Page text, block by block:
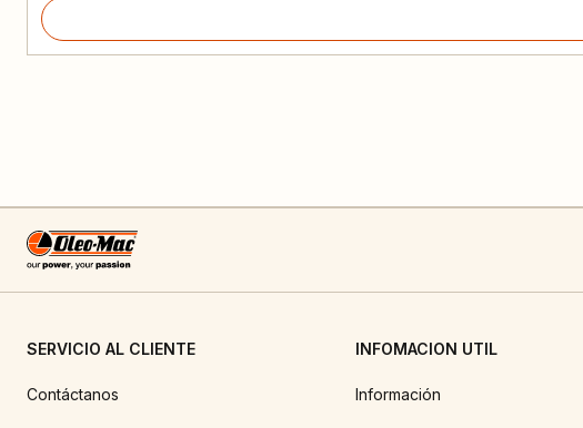
SERVICIO AL CLIENTE
Contáctanos
INFOMACION UTIL
Información